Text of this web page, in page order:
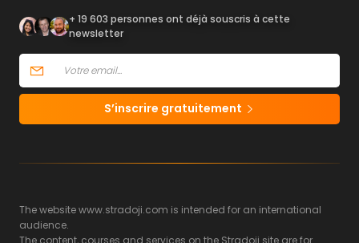
+ 19 603 personnes ont déjà souscris à cette
newsletter
S’inscrire gratuitement
The website www.stradoji.com is intended for an international
audience.
The content, courses and services on the Stradoji site are for